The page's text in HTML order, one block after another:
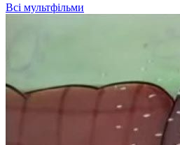
Всі мультфільми